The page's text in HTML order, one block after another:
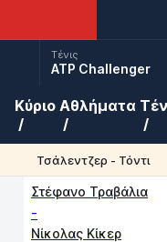
Τένις
ATP Challenger
Κύριο Αθλήματα
Τσάλεντζερ - Τόντι
Στέφανο Τραβάλια
-
Νίκολας Κίκερ